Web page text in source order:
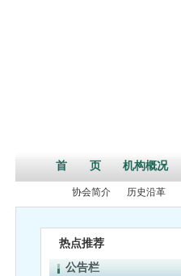
首 页 机构概况
协会简介 历史沿革
热点推荐
公告栏